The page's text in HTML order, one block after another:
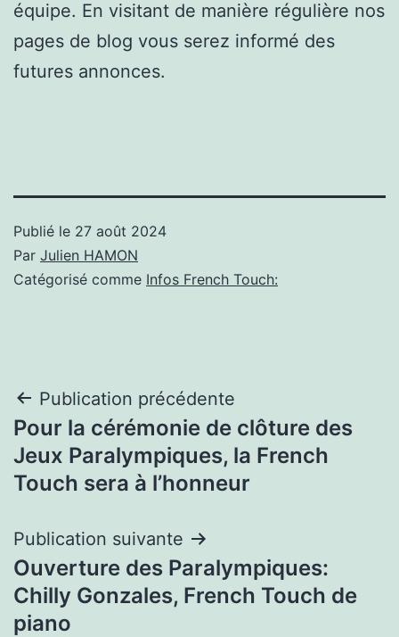
équipe. En visitant de manière régulière nos
pages de blog vous serez informé des
futures annonces.
Publié le 27 août 2024
Par Julien HAMON
Catégorisé comme Infos French Touch:
Navigation
de
l’article
Publication précédente
Pour la cérémonie de clôture des
Jeux Paralympiques, la French
Touch sera à l’honneur
Publication suivante
Ouverture des Paralympiques:
Chilly Gonzales, French Touch de
piano